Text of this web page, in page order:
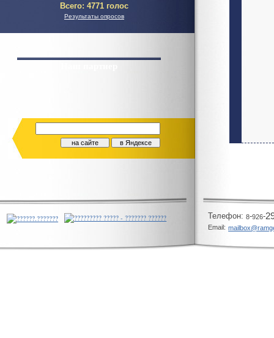
Всего: 4771 голос
Результаты опросов
Телeфон: 8-926-
Email: